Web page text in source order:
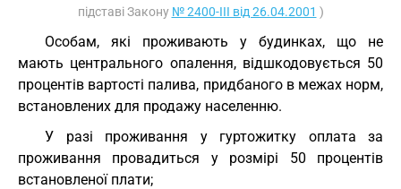
підставі Закону № 2400-III від 26.04.2001 )
Особам, які проживають у будинках, що не
мають центрального опалення, відшкодовується 50
процентів вартості палива, придбаного в межах норм,
встановлених для продажу населенню.
У разі проживання у гуртожитку оплата за
проживання провадиться у розмірі 50 процентів
встановленої плати;